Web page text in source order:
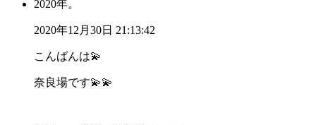
2020年。
2020年12月30日 21:13:42
こんばんは💫
奈良場です💫💫